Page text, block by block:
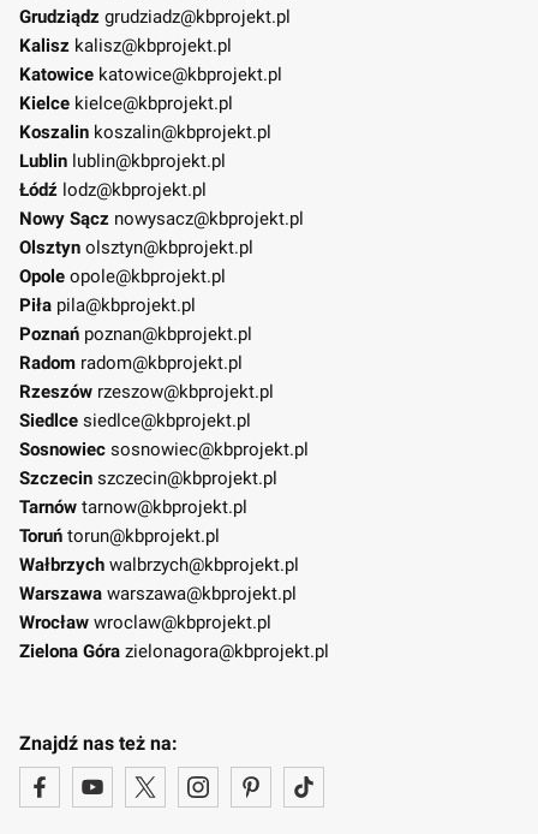
Grudziądz grudziadz@kbprojekt.pl
Kalisz kalisz@kbprojekt.pl
Katowice katowice@kbprojekt.pl
Kielce kielce@kbprojekt.pl
Koszalin koszalin@kbprojekt.pl
Lublin lublin@kbprojekt.pl
Łódź lodz@kbprojekt.pl
Nowy Sącz nowysacz@kbprojekt.pl
Olsztyn olsztyn@kbprojekt.pl
Opole opole@kbprojekt.pl
Piła pila@kbprojekt.pl
Poznań poznan@kbprojekt.pl
Radom radom@kbprojekt.pl
Rzeszów rzeszow@kbprojekt.pl
Siedlce siedlce@kbprojekt.pl
Sosnowiec sosnowiec@kbprojekt.pl
Szczecin szczecin@kbprojekt.pl
Tarnów tarnow@kbprojekt.pl
Toruń torun@kbprojekt.pl
Wałbrzych walbrzych@kbprojekt.pl
Warszawa warszawa@kbprojekt.pl
Wrocław wroclaw@kbprojekt.pl
Zielona Góra zielonagora@kbprojekt.pl
Znajdź nas też na: